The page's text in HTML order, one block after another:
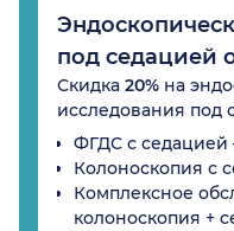
под седацией
Скидка 20% на
исследования под
ФГДС с
Колоноскопия с
Комплексное
колоноскопия +